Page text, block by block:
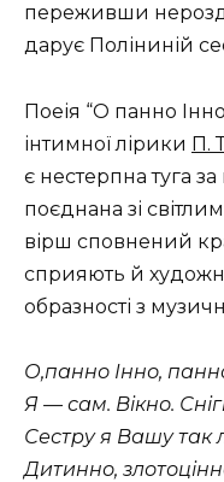
переживши
дарує Поліниній
Поеія “О панно
інтимної лірики П.
є нестерпна туга
поєднана зі
вірш сповнений
сприяють й
образності з
О,панно Інно,
Я — сам. Вікно.
Сестру я Вашу
Дитинно,